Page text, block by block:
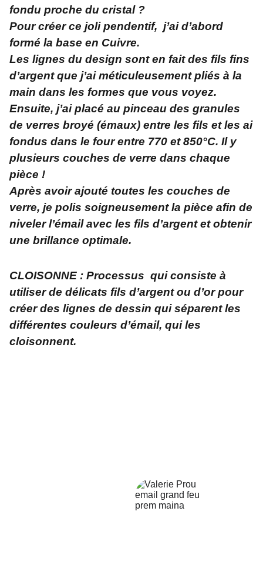
fondu proche du cristal ?
Pour créer ce joli pendentif, j’ai d’abord
formé la base en Cuivre.
Les lignes du design sont en fait des fils fins
d’argent que j’ai méticuleusement pliés à la
main dans les formes que vous voyez.
Ensuite, j’ai placé au pinceau des granules
de verres broyé (émaux) entre les fils et les ai
fondus dans le four entre 770 et 850°C. Il y
plusieurs couches de verre dans chaque
pièce !
Après avoir ajouté toutes les couches de
verre, je polis soigneusement la pièce afin de
niveler l’émail avec les fils d’argent et obtenir
une brillance optimale.
CLOISONNE : Processus qui consiste à
utiliser de délicats fils d’argent ou d’or pour
créer des lignes de dessin qui séparent les
différentes couleurs d’émail, qui les
cloisonnent.